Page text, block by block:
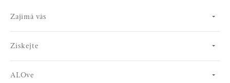
Zajímá vás
Získejte
ALOve